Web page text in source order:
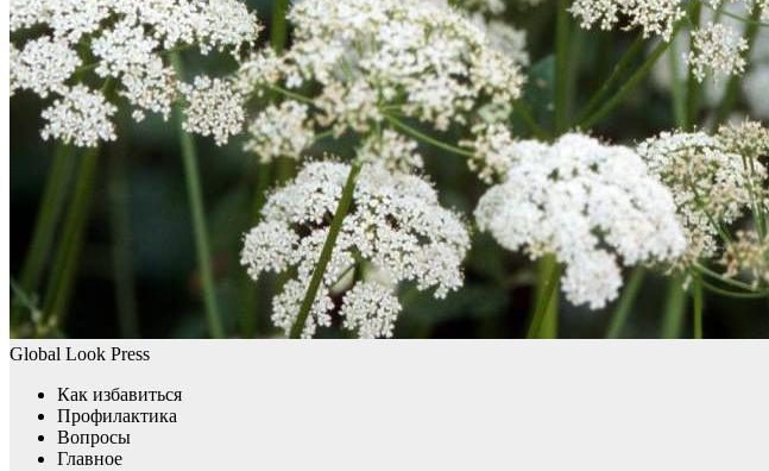
Global Look Press
Как избавиться
Профилактика
Вопросы
Главное